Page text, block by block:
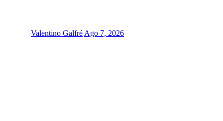
Valentino Galfré Ago 7, 2026